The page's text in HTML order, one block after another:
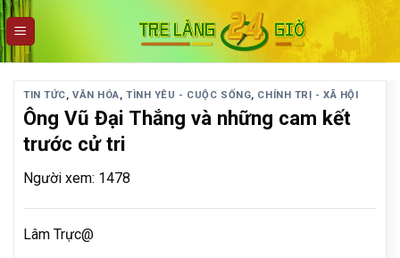
Skip
to
content
TIN TỨC,VĂN HÓA,TÌNH YÊU - CUỘC SỐNG, CHÍNH TRỊ - XÃ HỘI
Ông Vũ Đại Thắng và những cam kết
trước cử tri
Người xem: 1478
Lâm Trực@